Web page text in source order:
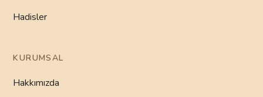
Hadisler
KURUMSAL
Hakkımızda